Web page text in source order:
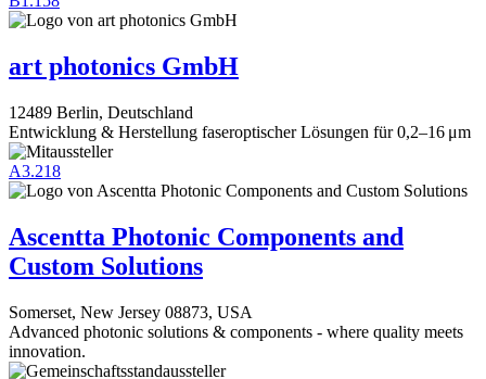
art photonics GmbH
12489 Berlin, Deutschland
Entwicklung & Herstellung faseroptischer Lösungen für 0,2–16 μm
A3.218
Ascentta Photonic Components and
Custom Solutions
Somerset, New Jersey 08873, USA
Advanced photonic solutions & components - where quality meets
innovation.